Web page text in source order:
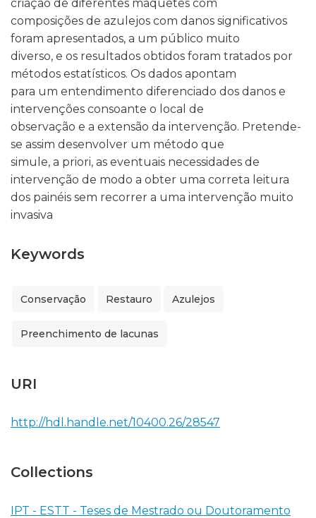
criação de diferentes maquetes com
composições de azulejos com danos significativos
foram apresentados, a um público muito
diverso, e os resultados obtidos foram tratados por
métodos estatísticos. Os dados apontam
para um entendimento diferenciado dos danos e
intervenções consoante o local de
observação e a extensão da intervenção. Pretende-
se assim desenvolver um método que
simule, a priori, as eventuais necessidades de
intervenção de modo a obter uma correta leitura
dos painéis sem recorrer a uma intervenção muito
invasiva
Keywords
Conservação Restauro Azulejos
Preenchimento de lacunas
URI
http://hdl.handle.net/10400.26/28547
Collections
IPT - ESTT - Teses de Mestrado ou Doutoramento